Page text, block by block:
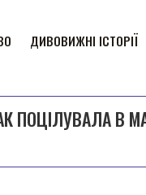
ДИВОВИЖНІ ІСТОРІЇ
ПОЦІЛУВАЛА В